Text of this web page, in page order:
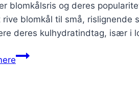
blomkålsris og deres
rive blomkål til små, rislignende
deres kulhydratindtag, især i
Blomkålsris